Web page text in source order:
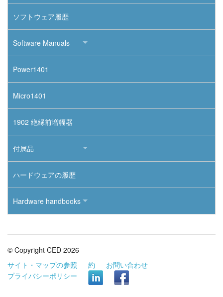
ソフトウェア履歴
Software Manuals
Power1401
Micro1401
1902 絶縁前増幅器
付属品
ハードウェアの履歴
Hardware handbooks
© Copyright CED 2026
サイト・マップの参照
約
お問い合わせ
プライバシーポリシー